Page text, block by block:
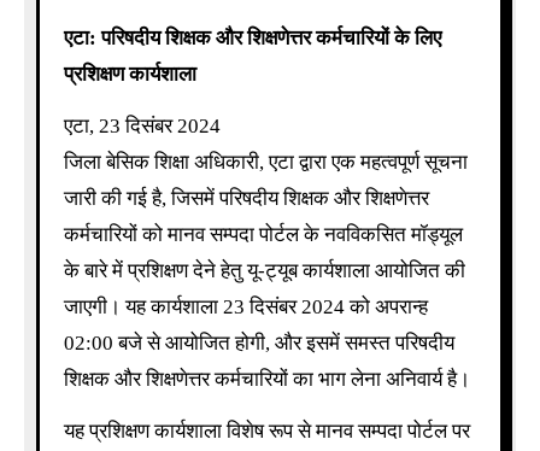
एटा: परिषदीय शिक्षक और शिक्षणेत्तर कर्मचारियों के लिए
प्रशिक्षण कार्यशाला
एटा, 23 दिसंबर 2024
जिला बेसिक शिक्षा अधिकारी, एटा द्वारा एक महत्वपूर्ण सूचना
जारी की गई है, जिसमें परिषदीय शिक्षक और शिक्षणेत्तर
कर्मचारियों को मानव सम्पदा पोर्टल के नवविकसित मॉड्यूल
के बारे में प्रशिक्षण देने हेतु यू-ट्यूब कार्यशाला आयोजित की
जाएगी। यह कार्यशाला 23 दिसंबर 2024 को अपरान्ह
02:00 बजे से आयोजित होगी, और इसमें समस्त परिषदीय
शिक्षक और शिक्षणेत्तर कर्मचारियों का भाग लेना अनिवार्य है।
यह प्रशिक्षण कार्यशाला विशेष रूप से मानव सम्पदा पोर्टल पर